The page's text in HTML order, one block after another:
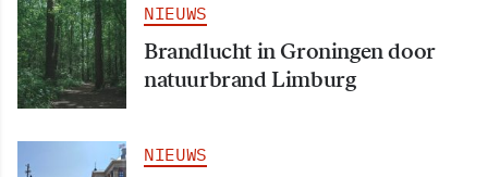
NIEUWS
Brandlucht in Groningen door
natuurbrand Limburg
NIEUWS